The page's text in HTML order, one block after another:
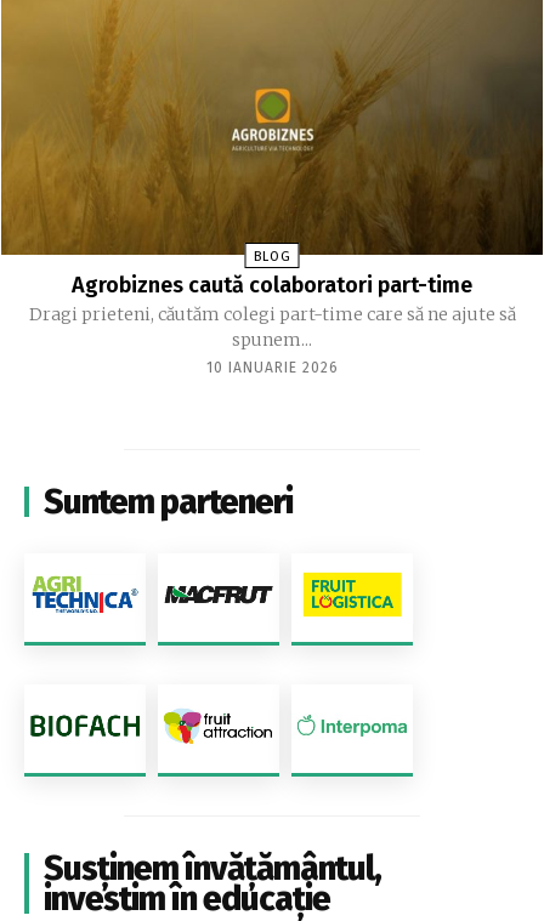
BLOG
Agrobiznes caută colaboratori part-time
Dragi prieteni, căutăm colegi part-time care să ne ajute să
spunem...
10 IANUARIE 2026
Suntem parteneri
Susținem învățământul,
investim în educație